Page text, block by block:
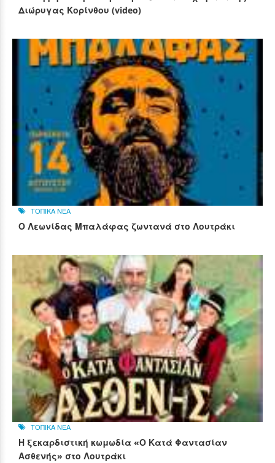
Διώρυγας Κορίνθου (video)
ΤΟΠΙΚΑ ΝΕΑ
Ο Λεωνίδας Μπαλάφας ζωντανά στο Λουτράκι
ΤΟΠΙΚΑ ΝΕΑ
Η ξεκαρδιστική κωμωδία «Ο Κατά Φαντασίαν
Ασθενής» στο Λουτράκι